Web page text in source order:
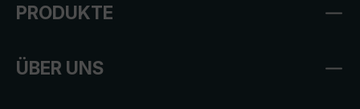
PRODUKTE
ÜBER UNS